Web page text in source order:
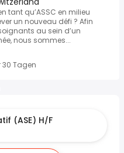
tant qu’ASSC en milieu
un nouveau défi ? Afin
au sein d’un
nous sommes...
30 Tagen
(ASE) H/F